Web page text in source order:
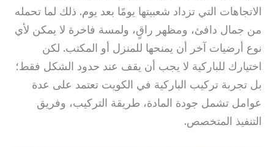
الاتجاهات التي تزداد شعبيتها يومًا بعد يوم. ذلك لما تحمله
من جمال دافئ، ومظهر راقٍ، ولمسة فاخرة لا يمكن لأي
نوع أرضيات آخر أن يمنحها للمنزل أو المكتب. لكن
اختيارك للباركية لا يجب أن يقف عند حدود الشكل فقط؛
بل تجربة تركيب الباركية في الكويت تعتمد على عدة
عوامل تشمل جودة المادة، طريقة التركيب، وفريق
التنفيذ المتخصص.